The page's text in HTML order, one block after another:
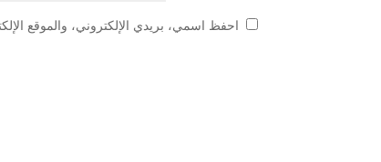
احفظ اسمي، بريدي الإلكتروني، والموقع